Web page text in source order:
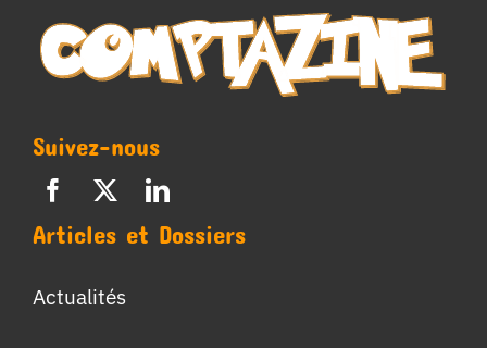
Suivez-nous
Articles et Dossiers
Actualités